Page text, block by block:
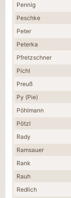
Pennig
Peschke
Peter
Peterka
Pfretzschner
Pichl
Preuß
Py (Pie)
Pöhlmann
Pötzl
Rady
Ramsauer
Rank
Rauh
Redlich